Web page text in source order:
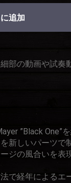
追加
部の動画や試奏
”Black One”
新しいパーツで
ジの風合いを表
で経年によるエ